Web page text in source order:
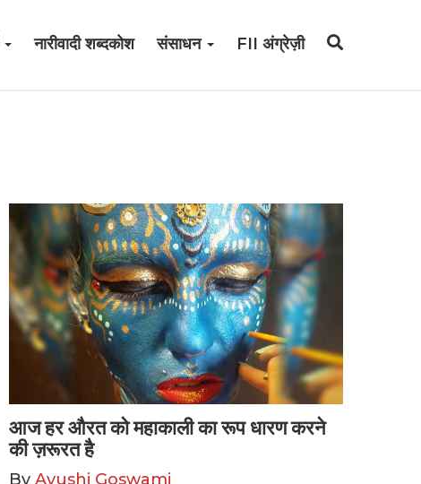
नारीवादी शब्दकोश संसाधन FII अंग्रेज़ी
आज हर औरत को महाकाली का रूप धारण करने
की ज़रूरत है
By Ayushi Goswami